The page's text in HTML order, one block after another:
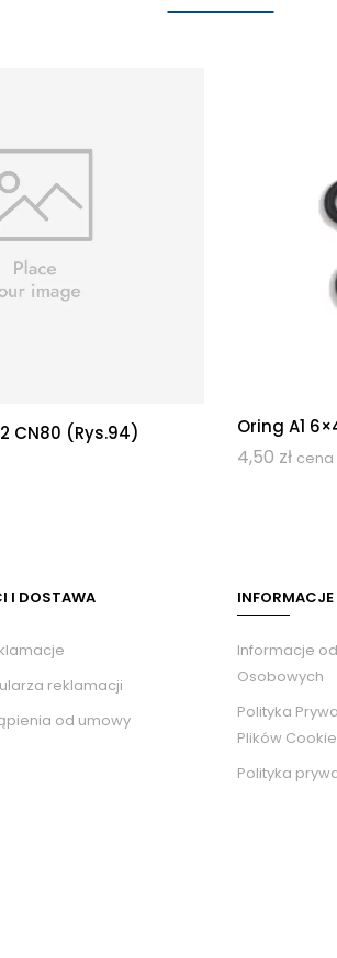
CN80 (rys.94) Oring A1
4,50 zł cena
I DOSTAWA
reklamacji
od umowy
INFORMACJE
Informacje
Osobowych
Polityka
Plików
Polityka